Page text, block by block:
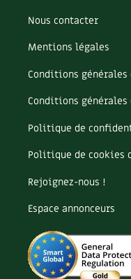
Potager en lasagnes
Poules
Prairie fleurie
Purin
Recette
Récup'
Réparation
Reproduction
Restauration
Rocaille
Ronce (ou mûre de
Roquette
Nous contacter
Mentions légales
Conditions générales
Conditions générales
Politique de
Politique de cookies
Rejoignez-nous !
Espace annonceurs